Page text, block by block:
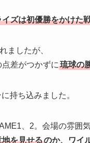
ズは初優勝をかけた
ましたが、
差がつかずに 琉球の
持ち込みました。
、2。会場の雰囲気
を見せるのか、ワイ